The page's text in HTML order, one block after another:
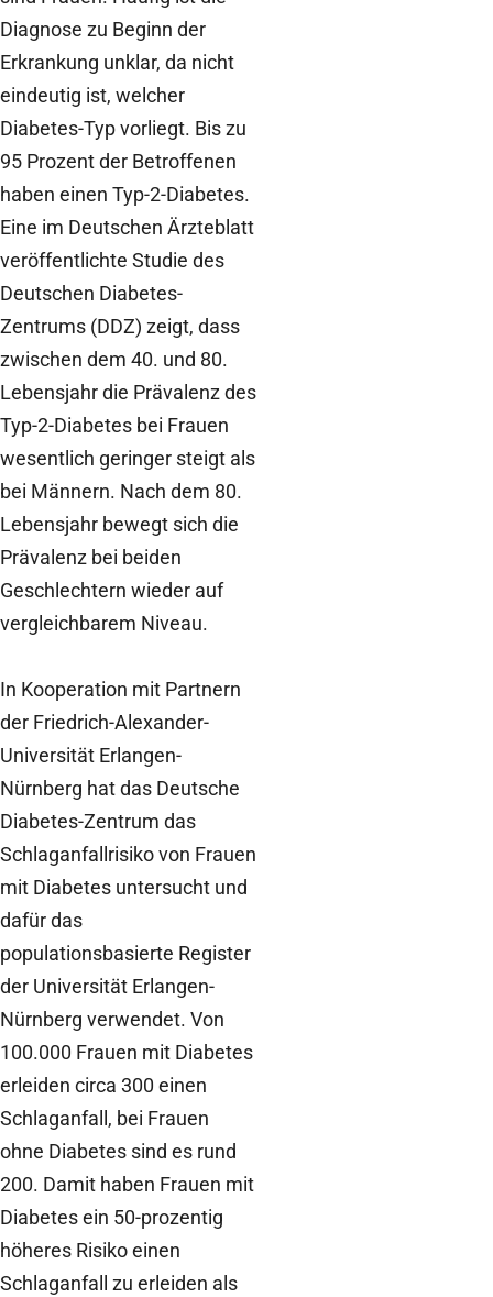
Diagnose zu Beginn der
Erkrankung unklar, da nicht
eindeutig ist, welcher
Diabetes-Typ vorliegt. Bis zu
95 Prozent der Betroffenen
haben einen Typ-2-Diabetes.
Eine im Deutschen Ärzteblatt
veröffentlichte Studie des
Deutschen Diabetes-
Zentrums (DDZ) zeigt, dass
zwischen dem 40. und 80.
Lebensjahr die Prävalenz des
Typ-2-Diabetes bei Frauen
wesentlich geringer steigt als
bei Männern. Nach dem 80.
Lebensjahr bewegt sich die
Prävalenz bei beiden
Geschlechtern wieder auf
vergleichbarem Niveau.
In Kooperation mit Partnern
der Friedrich-Alexander-
Universität Erlangen-
Nürnberg hat das Deutsche
Diabetes-Zentrum das
Schlaganfallrisiko von Frauen
mit Diabetes untersucht und
dafür das
populationsbasierte Register
der Universität Erlangen-
Nürnberg verwendet. Von
100.000 Frauen mit Diabetes
erleiden circa 300 einen
Schlaganfall, bei Frauen
ohne Diabetes sind es rund
200. Damit haben Frauen mit
Diabetes ein 50-prozentig
höheres Risiko einen
Schlaganfall zu erleiden als